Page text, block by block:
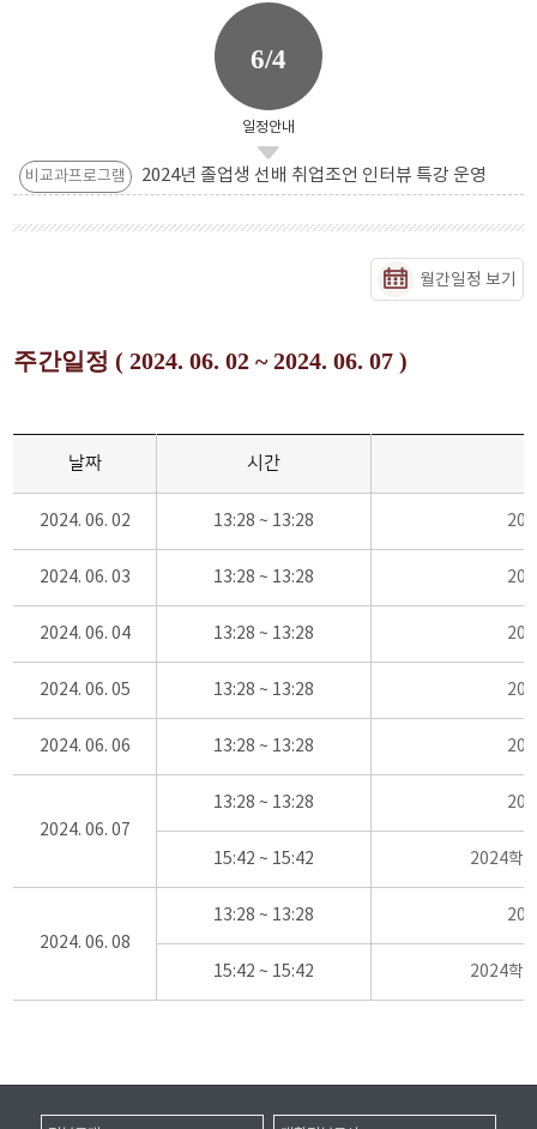
6/4
일정안내
비교과프로그램 2024년 졸업생 선배 취업조언 인터뷰 특강 운영
월간일정 보기
주간일정 ( 2024. 06. 02 ~ 2024. 06. 07 )
날짜 시간
2024. 06. 02 13:28 ~ 13:28
2024. 06. 03 13:28 ~ 13:28
2024. 06. 04 13:28 ~ 13:28
2024. 06. 05 13:28 ~ 13:28
2024. 06. 06 13:28 ~ 13:28
2024. 06. 07
13:28 ~ 13:28
15:42 ~ 15:42 2024학
2024. 06. 08
13:28 ~ 13:28
15:42 ~ 15:42 2024학